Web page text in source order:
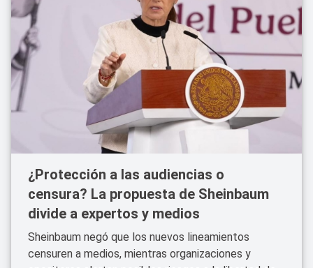
¿Protección a las audiencias o
censura? La propuesta de Sheinbaum
divide a expertos y medios
Sheinbaum negó que los nuevos lineamientos
censuren a medios, mientras organizaciones y